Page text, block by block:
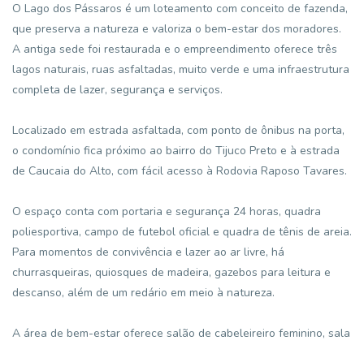
O Lago dos Pássaros é um loteamento com conceito de fazenda,
que preserva a natureza e valoriza o bem-estar dos moradores.
A antiga sede foi restaurada e o empreendimento oferece três
lagos naturais, ruas asfaltadas, muito verde e uma infraestrutura
completa de lazer, segurança e serviços.
Localizado em estrada asfaltada, com ponto de ônibus na porta,
o condomínio fica próximo ao bairro do Tijuco Preto e à estrada
de Caucaia do Alto, com fácil acesso à Rodovia Raposo Tavares.
O espaço conta com portaria e segurança 24 horas, quadra
poliesportiva, campo de futebol oficial e quadra de tênis de areia.
Para momentos de convivência e lazer ao ar livre, há
churrasqueiras, quiosques de madeira, gazebos para leitura e
descanso, além de um redário em meio à natureza.
A área de bem-estar oferece salão de cabeleireiro feminino, sala